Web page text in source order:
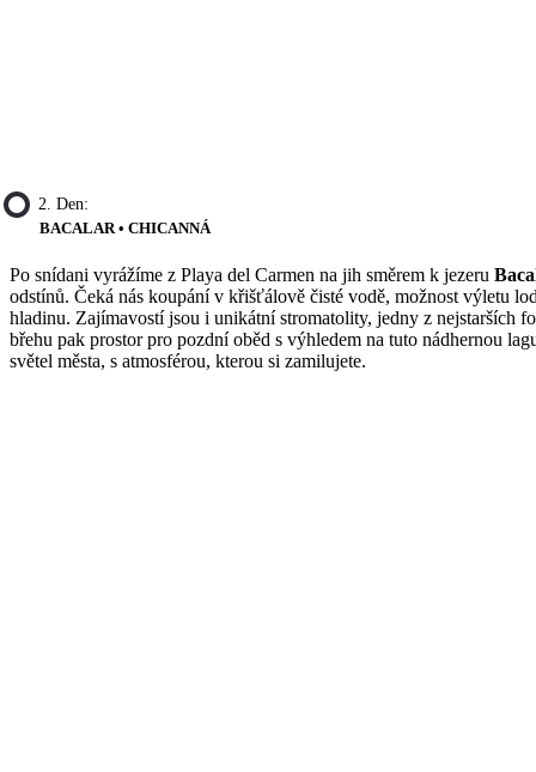
2. Den:
BACALAR • CHICANNÁ
Po snídani vyrážíme z Playa del Carmen na jih směrem k jezeru
odstínů. Čeká nás koupání v křišťálově čisté vodě, možnost výletu
hladinu. Zajímavostí jsou i unikátní stromatolity, jedny z nejstarších
břehu pak prostor pro pozdní oběd s výhledem na tuto nádhernou
světel města, s atmosférou, kterou si zamilujete.